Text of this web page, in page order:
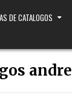
DE CATALOGOS